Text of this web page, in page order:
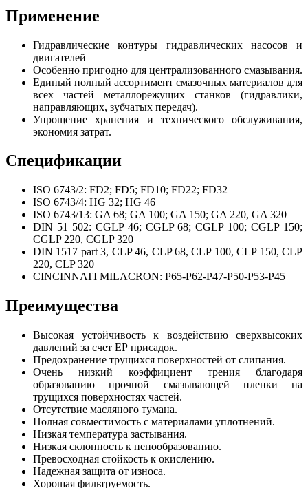
Применение
Гидравлические контуры гидравлических насосов и
двигателей
Особенно пригодно для централизованного смазывания.
Единый полный ассортимент смазочных материалов для
всех частей металлорежущих станков (гидравлики,
направляющих, зубчатых передач).
Упрощение хранения и технического обслуживания,
экономия затрат.
Спецификации
ISO 6743/2: FD2; FD5; FD10; FD22; FD32
ISO 6743/4: HG 32; HG 46
ISO 6743/13: GA 68; GA 100; GA 150; GA 220, GA 320
DIN 51 502: CGLP 46; CGLP 68; CGLP 100; CGLP 150;
CGLP 220, CGLP 320
DIN 1517 part 3, CLP 46, CLP 68, CLP 100, CLP 150, CLP
220, CLP 320
CINCINNATI MILACRON: P65-P62-P47-P50-P53-P45
Преимущества
Высокая устойчивость к воздействию сверхвысоких
давлений за счет ЕР присадок.
Предохранение трущихся поверхностей от слипания.
Очень низкий коэффициент трения благодаря
образованию прочной смазывающей пленки на
трущихся поверхностях частей.
Отсутствие масляного тумана.
Полная совместимость с материалами уплотнений.
Низкая температура застывания.
Низкая склонность к пенообразованию.
Превосходная стойкость к окислению.
Надежная защита от износа.
Хорошая фильтруемость.